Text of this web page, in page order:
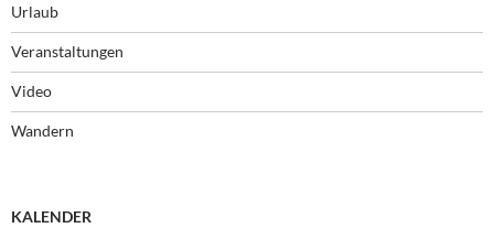
Urlaub
Veranstaltungen
Video
Wandern
KALENDER